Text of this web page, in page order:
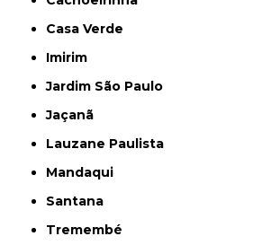
Casa Verde
Imirim
Jardim São Paulo
Jaçanã
Lauzane Paulista
Mandaqui
Santana
Tremembé